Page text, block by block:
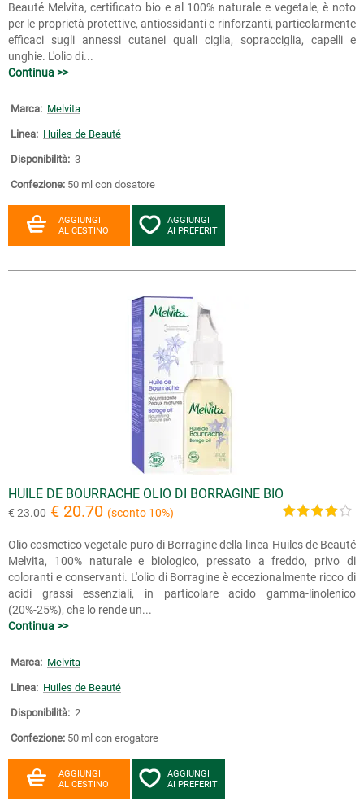
Beauté Melvita, certificato bio e al 100% naturale e vegetale, è noto
per le proprietà protettive, antiossidanti e rinforzanti, particolarmente
efficaci sugli annessi cutanei quali ciglia, sopracciglia, capelli e
unghie. L'olio di...
Continua >>
Marca: Melvita
Linea: Huiles de Beauté
Disponibilità: 3
Confezione: 50 ml con dosatore
AGGIUNGI
AL CESTINO
AGGIUNGI
AI PREFERITI
HUILE DE BOURRACHE OLIO DI BORRAGINE BIO
€ 23.00 € 20.70 (sconto 10%)
Olio cosmetico vegetale puro di Borragine della linea Huiles de Beauté
Melvita, 100% naturale e biologico, pressato a freddo, privo di
coloranti e conservanti. L'olio di Borragine è eccezionalmente ricco di
acidi grassi essenziali, in particolare acido gamma-linolenico
(20%-25%), che lo rende un...
Continua >>
Marca: Melvita
Linea: Huiles de Beauté
Disponibilità: 2
Confezione: 50 ml con erogatore
AGGIUNGI
AL CESTINO
AGGIUNGI
AI PREFERITI